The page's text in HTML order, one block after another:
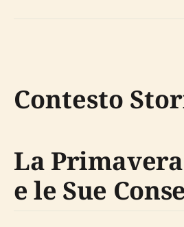
Contesto
La
e le Sue